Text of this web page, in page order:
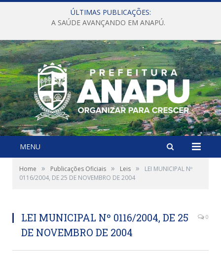
ÚLTIMAS PUBLICAÇÕES:
A SAÚDE AVANÇANDO EM ANAPÚ.
MENU
Home » Publicações Oficiais » Leis »
LEI MUNICIPAL Nº
0116/2004, DE 25 DE NOVEMBRO DE 2004
LEI MUNICIPAL Nº 0116/2004, DE 25
DE NOVEMBRO DE 2004
0